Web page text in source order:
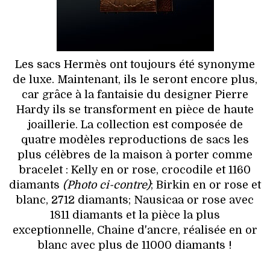
AUTO
BEAUTÉ
MODE DE RUE
JEUNES CRÉATEURS
HISTOIRE DES MARQUES
DÉCO
VOYAGES & LOISIRS
Les sacs Hermès ont toujours été synonyme
de luxe. Maintenant, ils le seront encore plus,
car grâce à la fantaisie du designer Pierre
Hardy ils se transforment en pièce de haute
joaillerie. La collection est composée de
quatre modèles reproductions de sacs les
plus célèbres de la maison à porter comme
bracelet : Kelly en or rose, crocodile et 1160
diamants (Photo ci-contre); Birkin en or rose et
blanc, 2712 diamants; Nausicaa or rose avec
1811 diamants et la pièce la plus
exceptionnelle, Chaine d'ancre, réalisée en or
blanc avec plus de 11000 diamants !